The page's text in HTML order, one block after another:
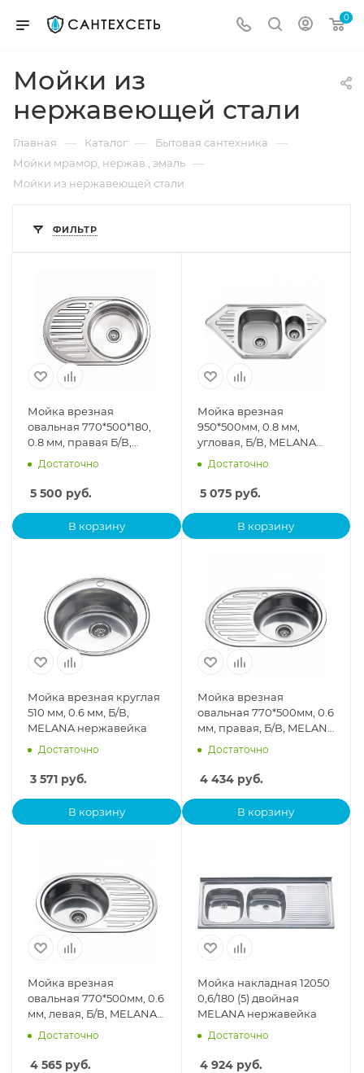
0
Мойки из
нержавеющей стали
Главная — Каталог — Бытовая сантехника —
Мойки мрамор, нержав., эмаль —
Мойки из нержавеющей стали
ФИЛЬТР
Мойка врезная
овальная 770*500*180,
0.8 мм, правая Б/В,
LEDEME L87750-R
глянцевая, нержавейка
Достаточно
5 500 руб.
В корзину
Мойка врезная
950*500мм, 0.8 мм,
угловая, Б/В, MELANA
нержавейка
Достаточно
5 075руб.
В корзину
Мойка врезная круглая
510 мм, 0.6 мм, Б/В,
MELANA нержавейка
Достаточно
3 571 руб.
В корзину
Мойка врезная
овальная 770*500мм, 0.6
мм, правая, Б/В, MELANA
нержавейка
Достаточно
4 434руб.
В корзину
Мойка врезная
овальная 770*500мм, 0.6
мм, левая, Б/В, MELANA
нержавейка
Достаточно
4 565 руб.
Мойка накладная 12050
0,6/180 (5) двойная
MELANA нержавейка
Достаточно
4 924руб.